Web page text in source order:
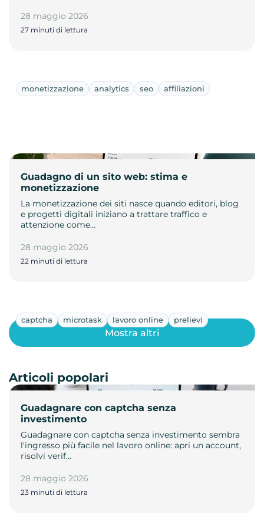
28 maggio 2026
27 minuti di lettura
monetizzazione analytics seo affiliazioni
Guadagno di un sito web: stima e
monetizzazione
La monetizzazione dei siti nasce quando editori, blog
e progetti digitali iniziano a trattare traffico e
attenzione come…
28 maggio 2026
22 minuti di lettura
captcha microtask lavoro online prelievi
Guadagnare con captcha senza
investimento
Guadagnare con captcha senza investimento sembra
l'ingresso più facile nel lavoro online: apri un account,
risolvi verif…
28 maggio 2026
23 minuti di lettura
Mostra altri
Articoli popolari